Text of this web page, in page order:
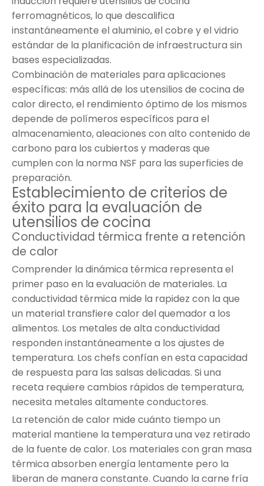
ferromagnéticos, lo que descalifica
instantáneamente el aluminio, el cobre y el vidrio
estándar de la planificación de infraestructura sin
bases especializadas.
Combinación de materiales para aplicaciones
específicas: más allá de los utensilios de cocina de
calor directo, el rendimiento óptimo de los mismos
depende de polímeros específicos para el
almacenamiento, aleaciones con alto contenido de
carbono para los cubiertos y maderas que
cumplen con la norma NSF para las superficies de
preparación.
Establecimiento de criterios de
éxito para la evaluación de
utensilios de cocina
Conductividad térmica frente a retención
de calor
Comprender la dinámica térmica representa el
primer paso en la evaluación de materiales. La
conductividad térmica mide la rapidez con la que
un material transfiere calor del quemador a los
alimentos. Los metales de alta conductividad
responden instantáneamente a los ajustes de
temperatura. Los chefs confían en esta capacidad
de respuesta para las salsas delicadas. Si una
receta requiere cambios rápidos de temperatura,
necesita metales altamente conductores.
La retención de calor mide cuánto tiempo un
material mantiene la temperatura una vez retirado
de la fuente de calor. Los materiales con gran masa
térmica absorben energía lentamente pero la
liberan de manera constante. Cuando la carne fría